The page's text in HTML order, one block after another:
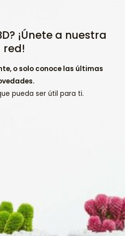
¡Únete a nuestra
red!
o solo conoce las últimas
pueda ser útil para ti.